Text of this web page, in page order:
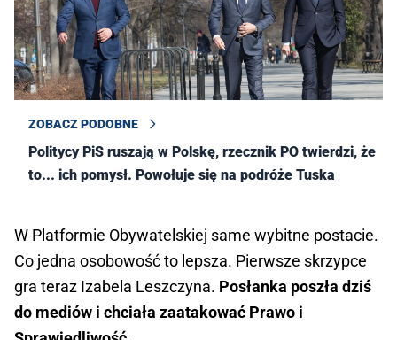
ZOBACZ PODOBNE
Politycy PiS ruszają w Polskę, rzecznik PO twierdzi, że
to... ich pomysł. Powołuje się na podróże Tuska
W Platformie Obywatelskiej same wybitne postacie.
Co jedna osobowość to lepsza. Pierwsze skrzypce
gra teraz Izabela Leszczyna. Posłanka poszła dziś
do mediów i chciała zaatakować Prawo i